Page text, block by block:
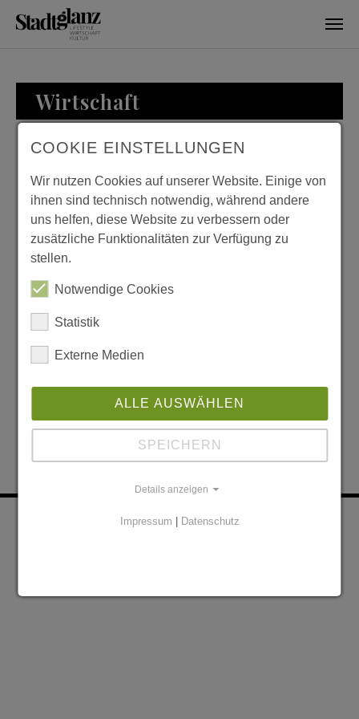
Wirtschaft
WIRTSCHAFT
ZU BESUCH BEI
FAMILIE LOESER
KONTAKT
COOKIE EINSTELLUNGEN
Wir nutzen Cookies auf unserer Website. Einige von
ihnen sind technisch notwendig, während andere
uns helfen, diese Website zu verbessern oder
zusätzliche Funktionalitäten zur Verfügung zu
stellen.
Notwendige Cookies
Statistik
Externe Medien
ALLE AUSWÄHLEN
SPEICHERN
Details anzeigen
Impressum Datenschutz